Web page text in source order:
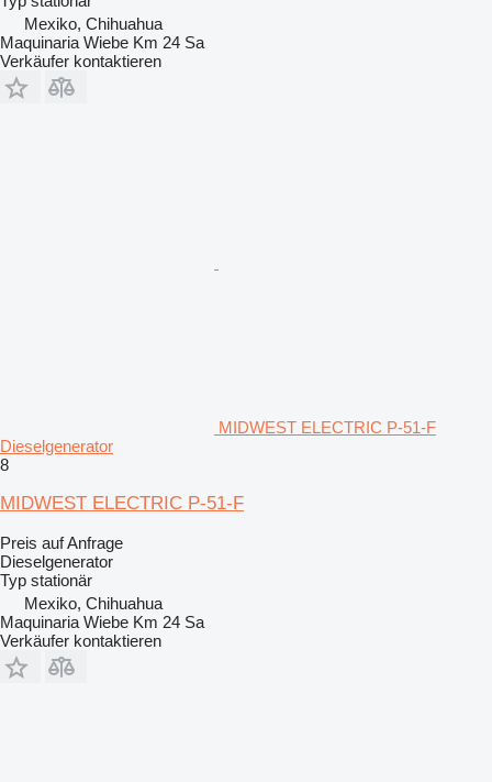
Mexiko, Chihuahua
Maquinaria Wiebe Km 24 Sa
Verkäufer kontaktieren
MIDWEST ELECTRIC P-51-F
Dieselgenerator
8
MIDWEST ELECTRIC P-51-F
Preis auf Anfrage
Dieselgenerator
Typ stationär
Mexiko, Chihuahua
Maquinaria Wiebe Km 24 Sa
Verkäufer kontaktieren